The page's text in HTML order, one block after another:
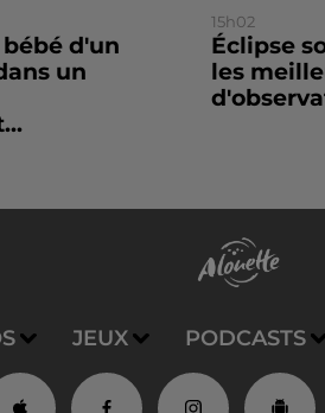
d'un
un
15h02
Éclipse
les
JEUX PODCASTS